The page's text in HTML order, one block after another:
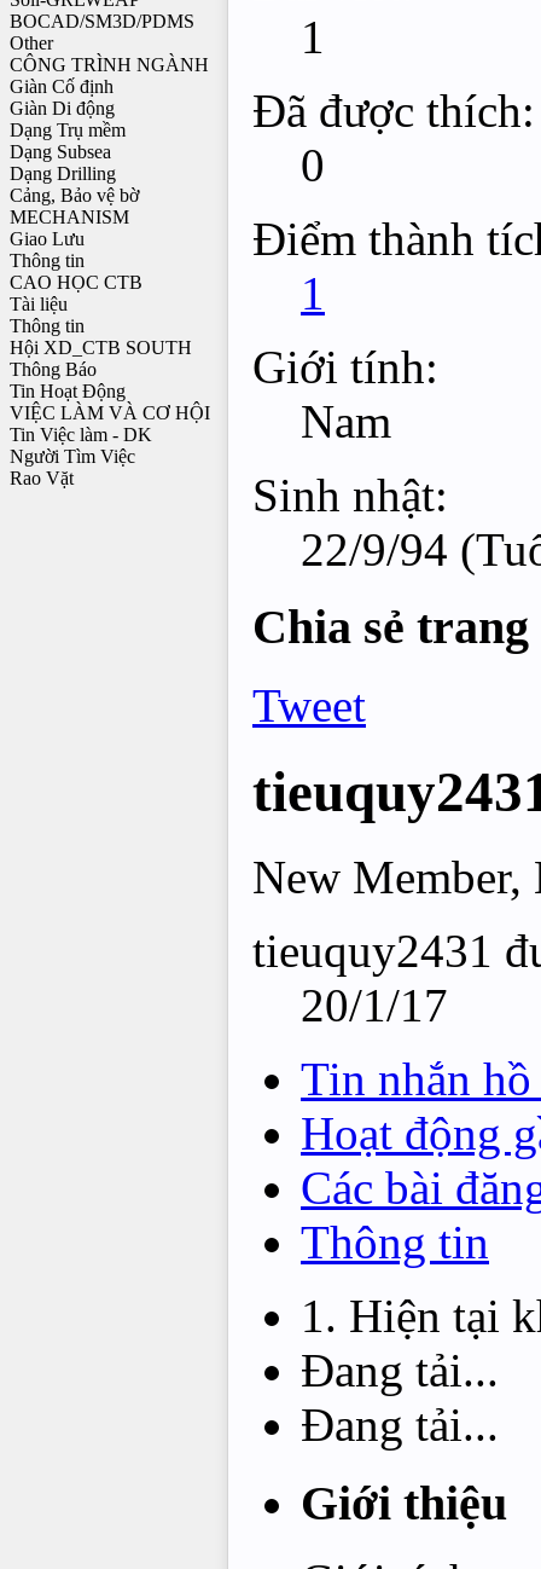
BOCAD/SM3D/PDMS
Other
CÔNG TRÌNH NGÀNH
Giàn Cố định
Giàn Di động
Dạng Trụ mềm
Dạng Subsea
Dạng Drilling
Cảng, Bảo vệ bờ
MECHANISM
Giao Lưu
Thông tin
CAO HỌC CTB
Tài liệu
Thông tin
Hội XD_CTB SOUTH
Thông Báo
Tin Hoạt Động
VIỆC LÀM VÀ CƠ HỘI
Tin Việc làm - DK
Người Tìm Việc
Rao Vặt
1
Đã được thích:
0
Điểm thành
1
Giới tính:
Nam
Sinh nhật:
22/9/94
Chia sẻ trang
Tweet
New Member,
tieuquy2431
20/1/17
Tin nhắn hồ
Hoạt động
Các bài
Thông tin
Hiện tại
Đang tải...
Đang tải...
Giới thiệu